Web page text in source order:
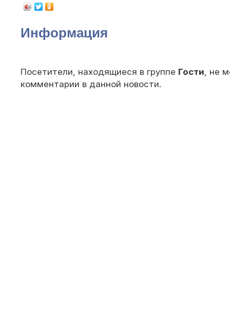
Информация
Посетители, находящиеся в группе Гости, не
комментарии в данной новости.